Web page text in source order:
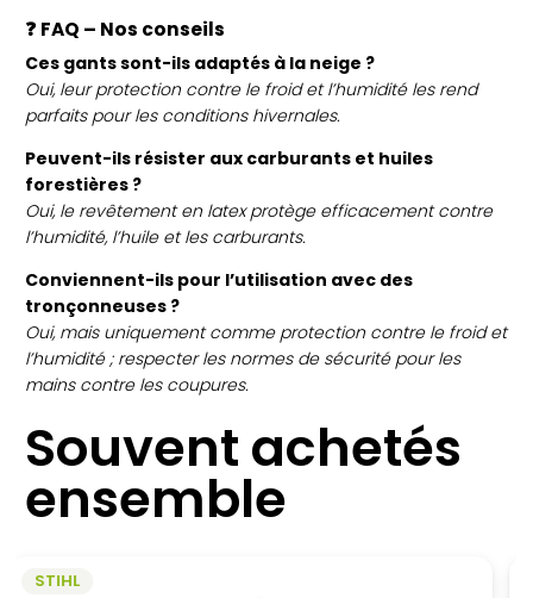
❓ FAQ – Nos conseils
Ces gants sont-ils adaptés à la neige ?
Oui, leur protection contre le froid et l’humidité les rend
parfaits pour les conditions hivernales.
Peuvent-ils résister aux carburants et huiles
forestières ?
Oui, le revêtement en latex protège efficacement contre
l’humidité, l’huile et les carburants.
Conviennent-ils pour l’utilisation avec des
tronçonneuses ?
Oui, mais uniquement comme protection contre le froid et
l’humidité ; respecter les normes de sécurité pour les
mains contre les coupures.
Souvent achetés
ensemble
STIHL